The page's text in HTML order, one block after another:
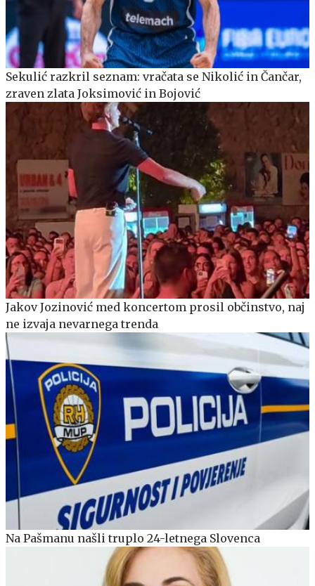
Sekulić razkril seznam: vračata se Nikolić in Čančar,
zraven zlata Joksimović in Bojović
Jakov Jozinović med koncertom prosil občinstvo, naj
ne izvaja nevarnega trenda
Na Pašmanu našli truplo 24-letnega Slovenca